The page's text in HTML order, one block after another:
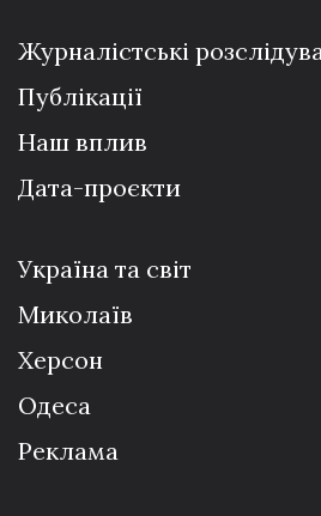
Журналістські
Публікації
Наш вплив
Дата-проєкти
Україна та світ
Миколаїв
Херсон
Одеса
Реклама